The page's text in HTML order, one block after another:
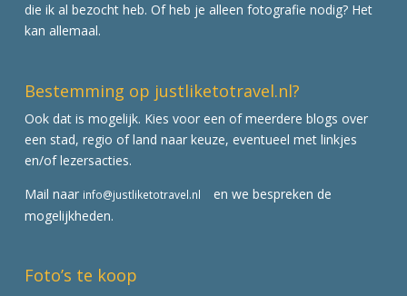
die ik al bezocht heb. Of heb je alleen fotografie nodig? Het
kan allemaal.
Bestemming op justliketotravel.nl?
Ook dat is mogelijk. Kies voor een of meerdere blogs over
een stad, regio of land naar keuze, eventueel met linkjes
en/of lezersacties.
Mail naar info@justliketotravel.nl
en we bespreken de
mogelijkheden.
Foto’s te koop